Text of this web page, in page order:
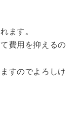
ます。
費用を抑えるの
すのでよろしけ